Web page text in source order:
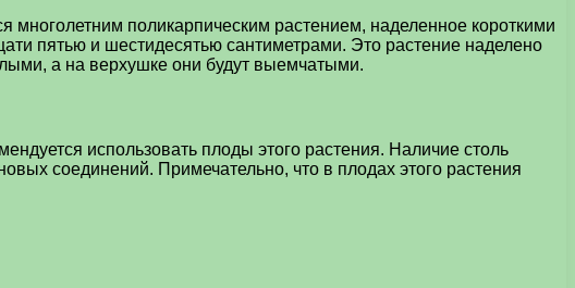
многолетним поликарпическим растением, наделенное короткими
пятью и шестидесятью сантиметрами. Это растение наделено
а на верхушке они будут выемчатыми.
использовать плоды этого растения. Наличие столь
соединений. Примечательно, что в плодах этого растения